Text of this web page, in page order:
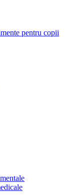
pentru copii